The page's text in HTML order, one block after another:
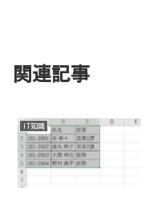
関連記事
IT知識